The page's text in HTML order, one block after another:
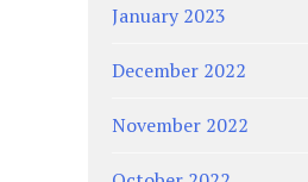
January 2023
December 2022
November 2022